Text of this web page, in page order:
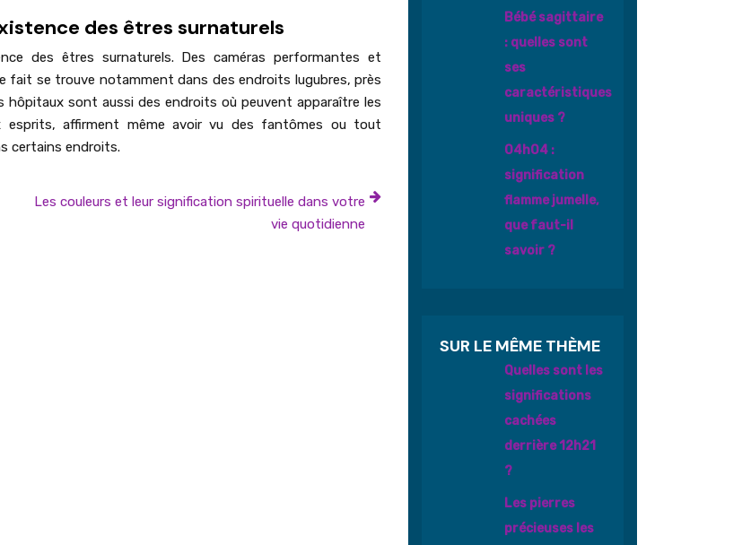
des êtres surnaturels
des êtres surnaturels. Des caméras performantes et
fait se trouve notamment dans des endroits lugubres, près
sont aussi des endroits où peuvent apparaître les
esprits, affirment même avoir vu des fantômes ou tout
certains endroits.
Les couleurs et leur signification spirituelle dans votre
vie quotidienne
Bébé sagittaire
: quelles sont
ses
caractéristiques
uniques ?
04h04 :
signification
flamme jumelle,
que faut-il
savoir ?
SUR LE MÊME THÈME
Quelles sont les
significations
cachées
derrière 12h21
?
Les pierres
précieuses les